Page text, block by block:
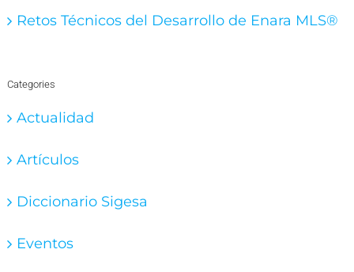
Retos Técnicos del Desarrollo de Enara MLS®
Categories
Actualidad
Artículos
Diccionario Sigesa
Eventos